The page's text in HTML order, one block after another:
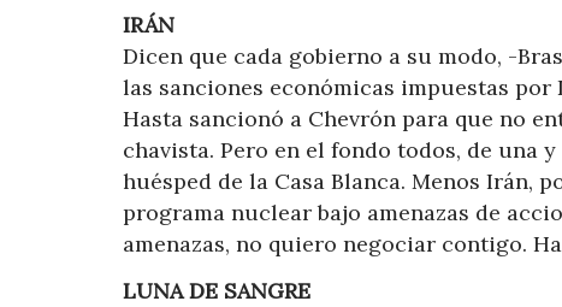
IRÁN
Dicen que cada gobierno a su modo, -
las sanciones económicas impuestas
Hasta sancionó a Chevrón para que no
chavista. Pero en el fondo todos, de una
huésped de la Casa Blanca. Menos Irán,
programa nuclear bajo amenazas de
amenazas, no quiero negociar contigo.
LUNA DE SANGRE